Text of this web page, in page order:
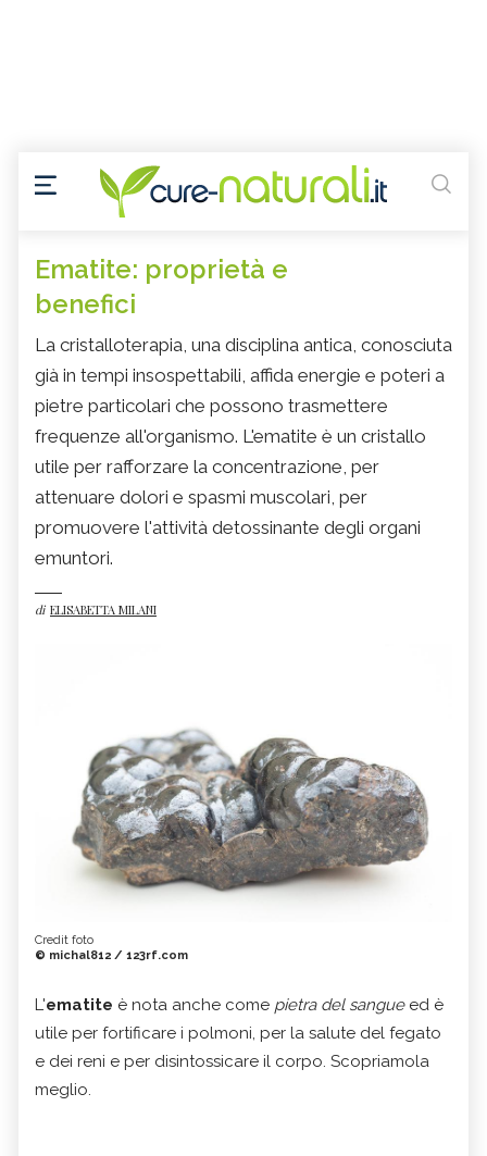
Ematite: proprietà e
benefici
La cristalloterapia, una disciplina antica, conosciuta
già in tempi insospettabili, affida energie e poteri a
pietre particolari che possono trasmettere
frequenze all'organismo. L'ematite è un cristallo
utile per rafforzare la concentrazione, per
attenuare dolori e spasmi muscolari, per
promuovere l'attività detossinante degli organi
emuntori.
di ELISABETTA MILANI
Credit foto
© michal812 / 123rf.com
L'ematite è nota anche come pietra del sangueed è
utile per fortificare i polmoni, per la salute del fegato
e dei reni e per disintossicare il corpo. Scopriamola
meglio.